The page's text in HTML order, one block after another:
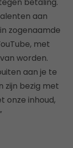
aan
zogenaamde
met
worden.
aan je te
zijn bezig met
onze inhoud,